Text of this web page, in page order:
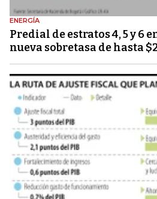
ENERGÍA
Predial de estratos 4, 5 y 6
nueva sobretasa de hasta